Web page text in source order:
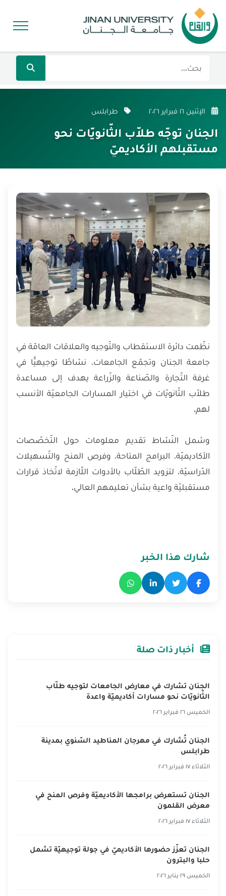
الإثنين ١٦ فبراير ٢٠٢٦ طرابلس
الجنان توجّه طلاّب الثّانويّات نحو
مستقبلهم الأكاديميّ
نظّمت دائرة الاستقطاب والتّوجيه والعلاقات العامّة في
جامعة الجنان وتجمّع الجامعات، نشاطًا توجيهيًّا في
غرفة التّجارة والصّناعة والزّراعة يهدف إلى مساعدة
طلاّب الثّانويّات في اختيار المسارات الجامعيّة الأنسب
لهم.
وشمل النّشاط تقديم معلومات حول التّخصّصات
الأكاديميّة، البرامج المتاحة، وفرص المنح والتّسهيلات
الدّراسيّة، لتزويد الطّلّاب بالأدوات اللّازمة لاتّخاذ قرارات
مستقبليّة واعية بشأن تعليمهم العالي.
شارك هذا الخبر
أخبار ذات صلة
الجنان تشارك في معارض الجامعات لتوجيه طلّاب
الثّانويّات نحو مسارات أكاديميّة واعدة
الخميس ٢٦ فبراير ٢٠٢٦
الجنان تُشارك في مهرجان المناطيد السّنوي بمدينة
طرابلس
الثلاثاء ١٧ فبراير ٢٠٢٦
الجنان تستعرض برامجها الأكاديميّة وفرص المنح في
معرض القلمون
الثلاثاء ١٧ فبراير ٢٠٢٦
الجنان تعزّز حضورها الأكاديميّ في جولة توجيهيّة تشمل
حلبا والبترون
الخميس ٢٩ يناير ٢٠٢٦